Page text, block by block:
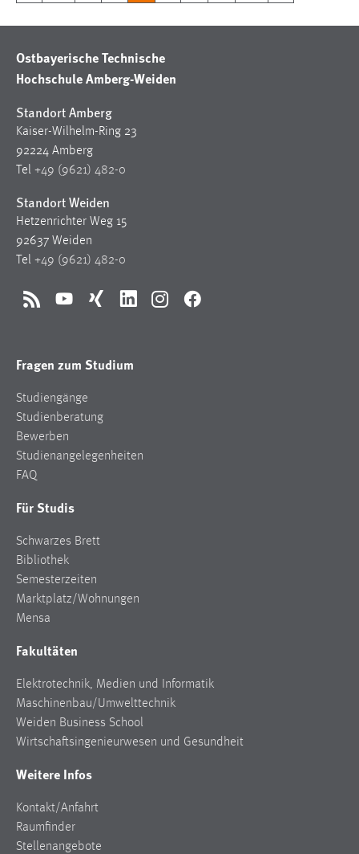
Ostbayerische Technische
Hochschule Amberg-Weiden
Standort Amberg
Kaiser-Wilhelm-Ring 23
92224 Amberg
Tel +49 (9621) 482-0
Standort Weiden
Hetzenrichter Weg 15
92637 Weiden
Tel +49 (9621) 482-0
RSS YouTubeXing LinkedInInstagramFacebook
Fragen zum Studium
Studiengänge
Studienberatung
Bewerben
Studienangelegenheiten
FAQ
Für Studis
Schwarzes Brett
Bibliothek
Semesterzeiten
Marktplatz/Wohnungen
Mensa
Fakultäten
Elektrotechnik, Medien und Informatik
Maschinenbau/Umwelttechnik
Weiden Business School
Wirtschaftsingenieurwesen und Gesundheit
Weitere Infos
Kontakt/Anfahrt
Raumfinder
Stellenangebote